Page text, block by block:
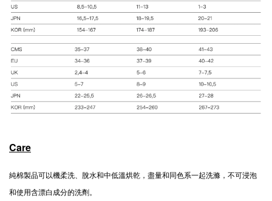
Care
純棉製品可以機柔洗、脫水和中低溫烘乾，盡量和同色系一起洗滌，不可浸泡
和使用含漂白成分的洗劑。